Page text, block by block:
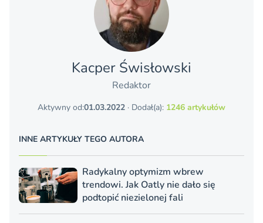
Kacper Świsło­wski
Redaktor
Aktywny od:01.03.2022 · Dodał(a): 1246 artykułów
INNE ARTYKUŁY TEGO AUTORA
Radykalny optymizm wbrew
trendowi. Jak Oatly nie dało się
podtopić niezielonej fali